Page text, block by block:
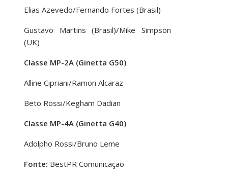
Elias Azevedo/Fernando Fortes (Brasil)
Gustavo Martins (Brasil)/Mike Simpson
(UK)
Classe MP-2A (Ginetta G50)
Alline Cipriani/Ramon Alcaraz
Beto Rossi/Kegham Dadian
Classe MP-4A (Ginetta G40)
Adolpho Rossi/Bruno Leme
Fonte: BestPR Comunicação